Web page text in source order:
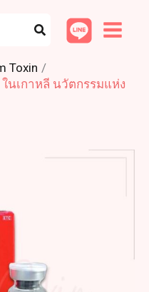
Toxin
นเกาหลี นวัตกรรมแห่ง